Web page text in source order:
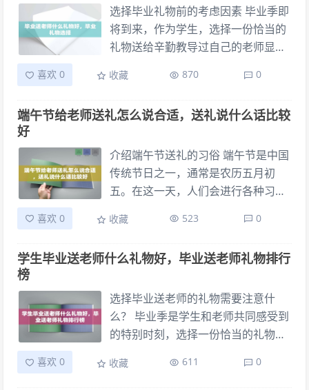
卉的喜好和品味都不同，因此在选择
适合的花束时，考虑到朋友的个人偏
好至关重要。如果她喜欢特定类型的
以根据她的喜好来定制花束。此外，
风格，以确保花束与她的喜好和品味
选择毕业礼物前的考虑因素 毕业季即
将到来，作为学生，选择一份恰当的
礼物送给辛勤教导过自己的老师显得
几个因素需要考虑： 老师的个人喜好
学生对老师的感激之情。 经典的毕业
业送老师礼物推荐，它们不仅符合礼
物的传统选择，还能体现出学生的用
心和感激：
喜欢 0 收藏 870 0
端午节给老师送礼怎么说合适，送礼说什么话比较
好
介绍端午节送礼的习俗 端午节是中国
传统节日之一，通常是农历五月初
五。在这一天，人们会进行各种习俗
达情谊和祝福。而对老师送礼则是一
们的感激之情的表达。 选择合适的礼
其是给老师送礼更应该考虑到礼物的
实用性和教师的职业特点。一般来
说，可以选择一些能够表达敬意和关
者有特色的手工艺品等。这些礼物不
喜欢 0 收藏 523 0
学生毕业送老师什么礼物好，毕业送老师礼物排行
榜
选择毕业送老师的礼物需要注意什
么？ 毕业季是学生和老师共同感受到
的特别时刻，选择一份恰当的礼物可
物时，首先要考虑老师的个人喜好和
喜欢 0 收藏 611 0